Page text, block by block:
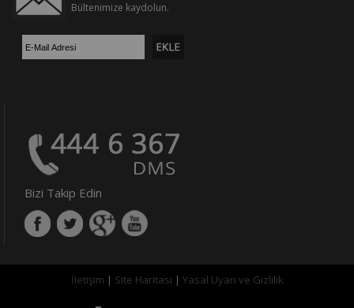
Bültenimize kaydolun.
Bizi Takip Edin
İletişim | Site Haritası | Yasal Uyarı ve Gizlilik